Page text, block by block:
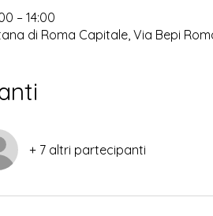
– 14:00
di Roma Capitale, Via Bepi
+ 7 altri partecipanti